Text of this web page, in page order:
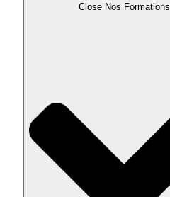
Close Nos Formations